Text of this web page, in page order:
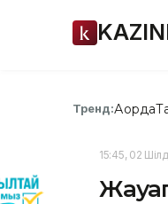
Тренд:Ақорда
15:45, 02